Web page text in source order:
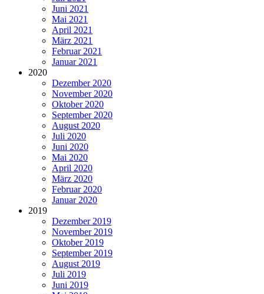
Juni 2021
Mai 2021
April 2021
März 2021
Februar 2021
Januar 2021
2020
Dezember 2020
November 2020
Oktober 2020
September 2020
August 2020
Juli 2020
Juni 2020
Mai 2020
April 2020
März 2020
Februar 2020
Januar 2020
2019
Dezember 2019
November 2019
Oktober 2019
September 2019
August 2019
Juli 2019
Juni 2019